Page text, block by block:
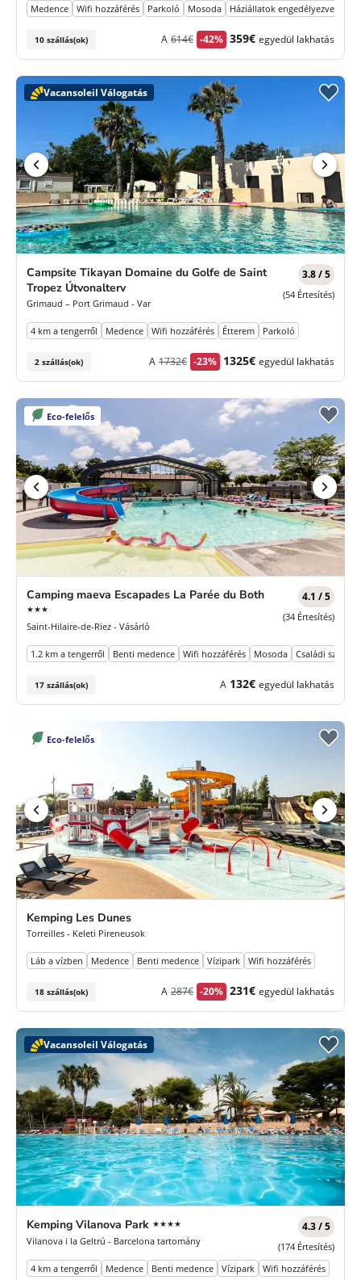
Medence Wifi hozzáférés Parkoló Mosoda Háziállatok engedélyezve
10 szállás(ok) A Korábbi
614€ -42% Új
359€ egyedül lakhatás
Vacansoleil Válogatás
Campsite Tikayan Domaine du Golfe de Saint
Tropez Útvonalterv
Grimaud – Port Grimaud - Var
3.8 / 5
(54 Értesítés)
4 km a tengerről Medence Wifi hozzáférés Étterem Parkoló
2 szállás(ok) A Korábbi
1732€ -23% Új
1325€ egyedül lakhatás
Eco-felelős
Camping maeva Escapades La Parée du Both
★★★
Csillagok
Saint-Hilaire-de-Riez - Vásárló
4.1 / 5
(34 Értesítés)
1.2 km a tengerről Benti medence Wifi hozzáférés Mosoda Családi
17 szállás(ok) A 132€ egyedül lakhatás
Eco-felelős
Kemping Les Dunes
Torreilles - Keleti Pireneusok
Láb a vízben Medence Benti medence Vízipark Wifi hozzáférés
18 szállás(ok) A Korábbi
287€ -20% Új
231€ egyedül lakhatás
Vacansoleil Válogatás
Kemping Vilanova Park ★★★★
Csillagok
Vilanova i la Geltrú - Barcelona tartomány
4.3 / 5
(174 Értesítés)
4 km a tengerről
Medence Benti medence Vízipark Wifi hozzáférés